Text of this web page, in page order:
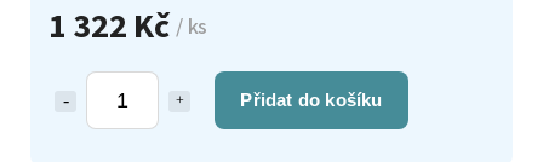
1 322 Kč/ ks
Přidat do košíku